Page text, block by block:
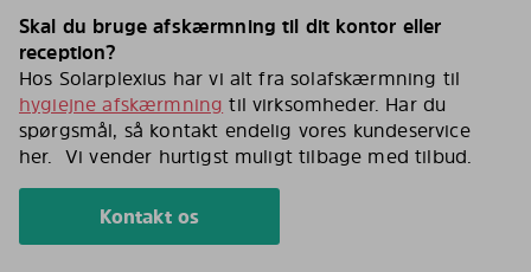
Skal du bruge afskærmning til dit kontor eller
reception?
Hos Solarplexius har vi alt fra solafskærmning til
hygiejne afskærmning til virksomheder. Har du
spørgsmål, så kontakt endelig vores kundeservice
her. Vi vender hurtigst muligt tilbage med tilbud.
Kontakt os